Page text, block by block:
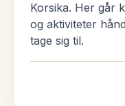
Korsika. Her går
og aktiviteter
tage sig til.